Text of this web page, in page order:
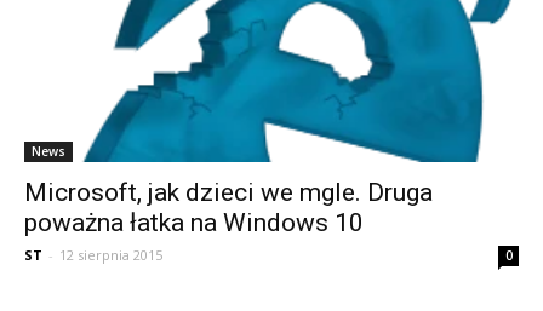
News
Microsoft, jak dzieci we mgle. Druga
poważna łatka na Windows 10
ST - 12 sierpnia 2015 0